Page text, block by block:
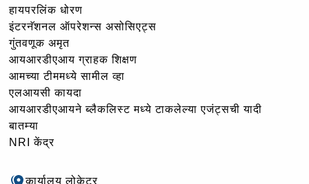
हायपरलिंक धोरण
इंटरनॅशनल ऑपरेशन्स असोसिएट्स
गुंतवणूक अमृत
आयआरडीएआय ग्राहक शिक्षण
आमच्या टीममध्ये सामील व्हा
एलआयसी कायदा
आयआरडीएआयने ब्लैकलिस्ट मध्ये टाकलेल्या एजंट्सची यादी
बातम्या
NRI केंद्र
कार्यालय लोकेटर